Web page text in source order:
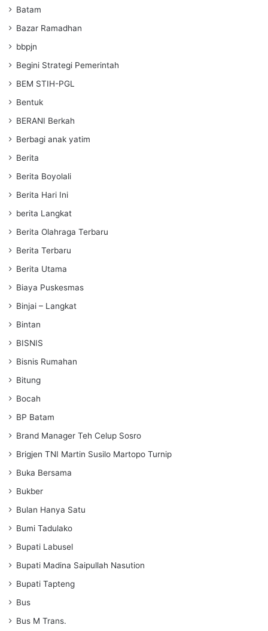
Batam
Bazar Ramadhan
bbpjn
Begini Strategi Pemerintah
BEM STIH-PGL
Bentuk
BERANI Berkah
Berbagi anak yatim
Berita
Berita Boyolali
Berita Hari Ini
berita Langkat
Berita Olahraga Terbaru
Berita Terbaru
Berita Utama
Biaya Puskesmas
Binjai – Langkat
Bintan
BISNIS
Bisnis Rumahan
Bitung
Bocah
BP Batam
Brand Manager Teh Celup Sosro
Brigjen TNI Martin Susilo Martopo Turnip
Buka Bersama
Bukber
Bulan Hanya Satu
Bumi Tadulako
Bupati Labusel
Bupati Madina Saipullah Nasution
Bupati Tapteng
Bus
Bus M Trans.